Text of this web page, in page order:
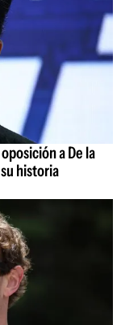
a De la
historia